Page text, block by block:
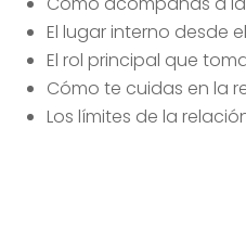
El lugar interno desde
El rol principal que
Cómo te cuidas en la
Los límites de la